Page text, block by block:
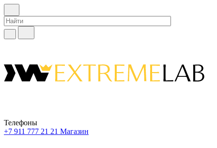
Телефоны
+7 911 777 21 21 Магазин